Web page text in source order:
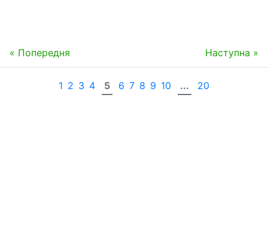
« Попередня Наступна »
1 2 3 4 5 6 7 8 9 10 ... 20